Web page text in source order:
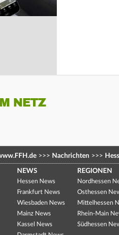
NETZ
>>> Nachrichten >>>
NEWS
Hessen News
Frankfurt News
Wiesbaden News
Mainz News
Kassel News
REGIONEN
Nordhessen
Osthessen
Mittelhessen
Rhein-Main
Südhessen